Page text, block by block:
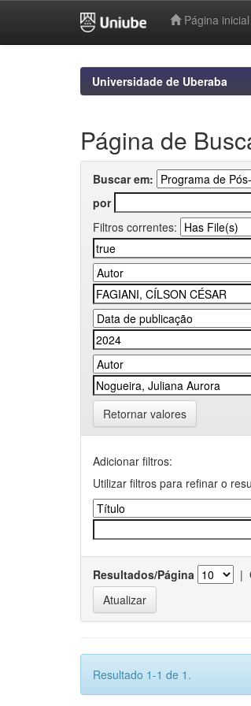
Página inicial
Universidade de Uberaba
Página de
Buscar em:
por
Filtros correntes:
Retornar valores
Adicionar filtros:
Utilizar filtros para refinar o
Resultados/Página |
Resultado 1-1 de 1.